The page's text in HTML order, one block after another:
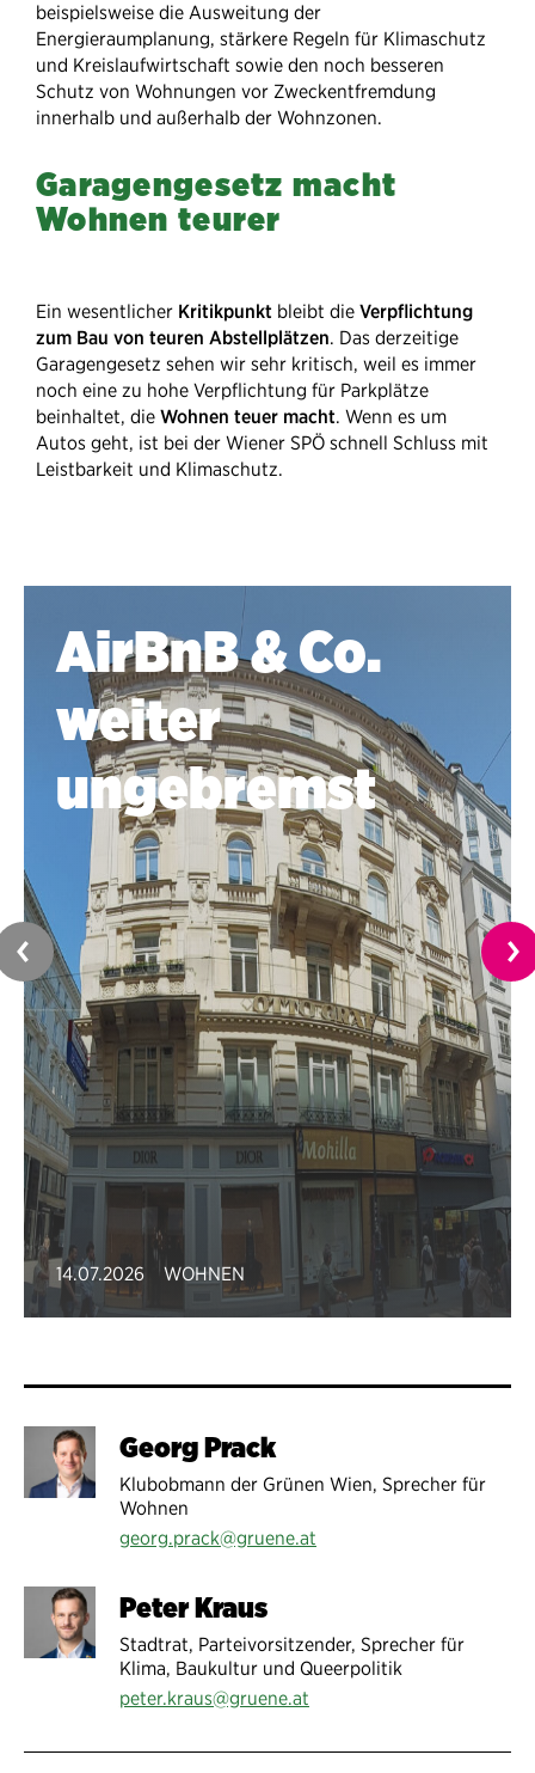
beispielsweise die Ausweitung der
Energieraumplanung, stärkere Regeln für Klimaschutz
und Kreislaufwirtschaft sowie den noch besseren
Schutz von Wohnungen vor Zweckentfremdung
innerhalb und außerhalb der Wohnzonen.
Garagengesetz macht
Wohnen teurer
Ein wesentlicher Kritikpunkt bleibt die Verpflichtung
zum Bau von teuren Abstellplätzen. Das derzeitige
Garagengesetz sehen wir sehr kritisch, weil es immer
noch eine zu hohe Verpflichtung für Parkplätze
beinhaltet, die Wohnen teuer macht. Wenn es um
Autos geht, ist bei der Wiener SPÖ schnell Schluss mit
Leistbarkeit und Klimaschutz.
AirBnB & Co.
weiter
ungebremst
14.07.2026 WOHNEN
Georg Prack
Klubobmann der Grünen Wien, Sprecher für
Wohnen
georg.prack@gruene.at
Peter Kraus
Stadtrat, Parteivorsitzender, Sprecher für
Klima, Baukultur und Queerpolitik
peter.kraus@gruene.at